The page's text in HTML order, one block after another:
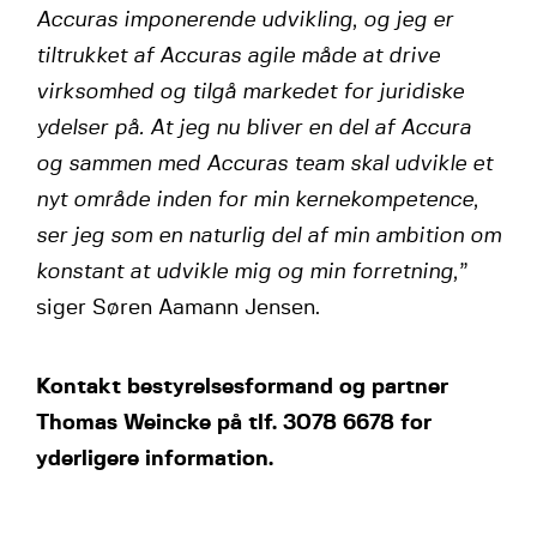
Accuras imponerende udvikling, og jeg er
tiltrukket af Accuras agile måde at drive
virksomhed og tilgå markedet for juridiske
ydelser på. At jeg nu bliver en del af Accura
og sammen med Accuras team skal udvikle et
nyt område inden for min kernekompetence,
ser jeg som en naturlig del af min ambition om
konstant at udvikle mig og min forretning,”
siger Søren Aamann Jensen.
Kontakt bestyrelsesformand og partner
Thomas Weincke på tlf. 3078 6678 for
yderligere information.